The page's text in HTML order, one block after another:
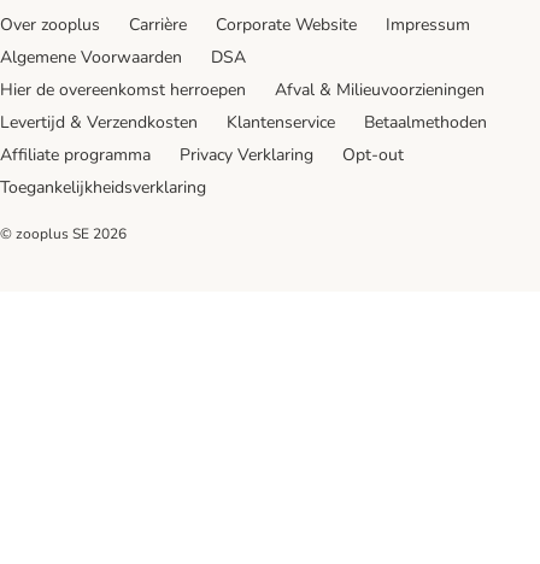
Over zooplus Carrière Corporate Website
Impressum
Algemene Voorwaarden
DSA
Hier de overeenkomst herroepen
Afval & Milieuvoorzieningen
Levertijd & Verzendkosten
Klantenservice
Betaalmethoden
Affiliate programma
Privacy Verklaring
Opt-out
Toegankelijkheidsverklaring
© zooplus SE 2026